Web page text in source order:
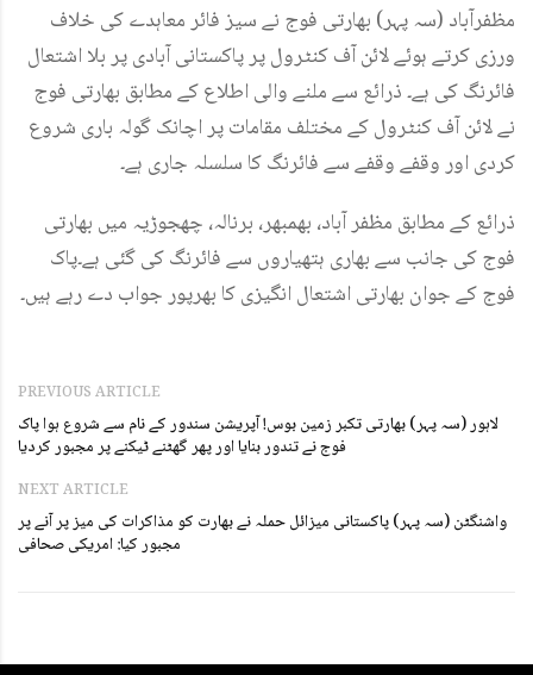
مظفرآباد (سہ پہر) بھارتی فوج نے سیز فائر معاہدے کی خلاف
ورزی کرتے ہوئے لائن آف کنٹرول پر پاکستانی آبادی پر بلا اشتعال
فائرنگ کی ہے۔ ذرائع سے ملنے والی اطلاع کے مطابق بھارتی فوج
نے لائن آف کنٹرول کے مختلف مقامات پر اچانک گولہ باری شروع
کردی اور وقفے وقفے سے فائرنگ کا سلسلہ جاری ہے۔
ذرائع کے مطابق مظفر آباد، بھمبھر، برنالہ، چھجوڑیہ میں بھارتی
فوج کی جانب سے بھاری ہتھیاروں سے فائرنگ کی گئی ہے۔پاک
فوج کے جوان بھارتی اشتعال انگیزی کا بھرپور جواب دے رہے ہیں۔
PREVIOUS ARTICLE
لاہور (سہ پہر) بھارتی تکبر زمین بوس! آپریشن سندور کے نام سے شروع ہوا پاک
فوج نے تندور بنایا اور پھر گھٹنے ٹیکنے پر مجبور کردیا
NEXT ARTICLE
واشنگٹن (سہ پہر) پاکستانی میزائل حملہ نے بھارت کو مذاکرات کی میز پر آنے پر
مجبور کیا: امریکی صحافی